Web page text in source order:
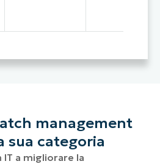
management
sua categoria
IT a migliorare la